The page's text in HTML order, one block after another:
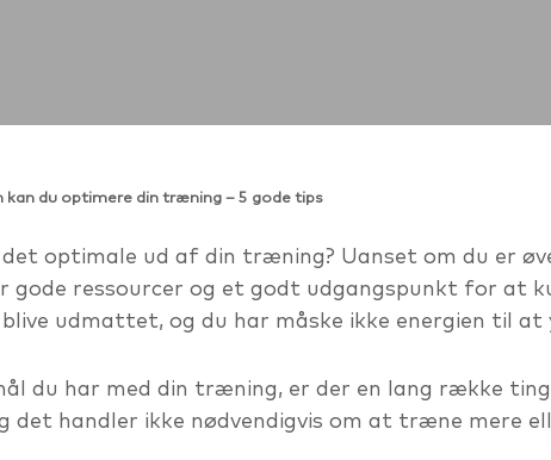
kan du optimere din træning – 5 gode tips
optimale ud af din træning? Uanset om du er
gode ressourcer og et godt udgangspunkt for at
udmattet, og du har måske ikke energien til at
du har med din træning, er der en lang række
det handler ikke nødvendigvis om at træne mere